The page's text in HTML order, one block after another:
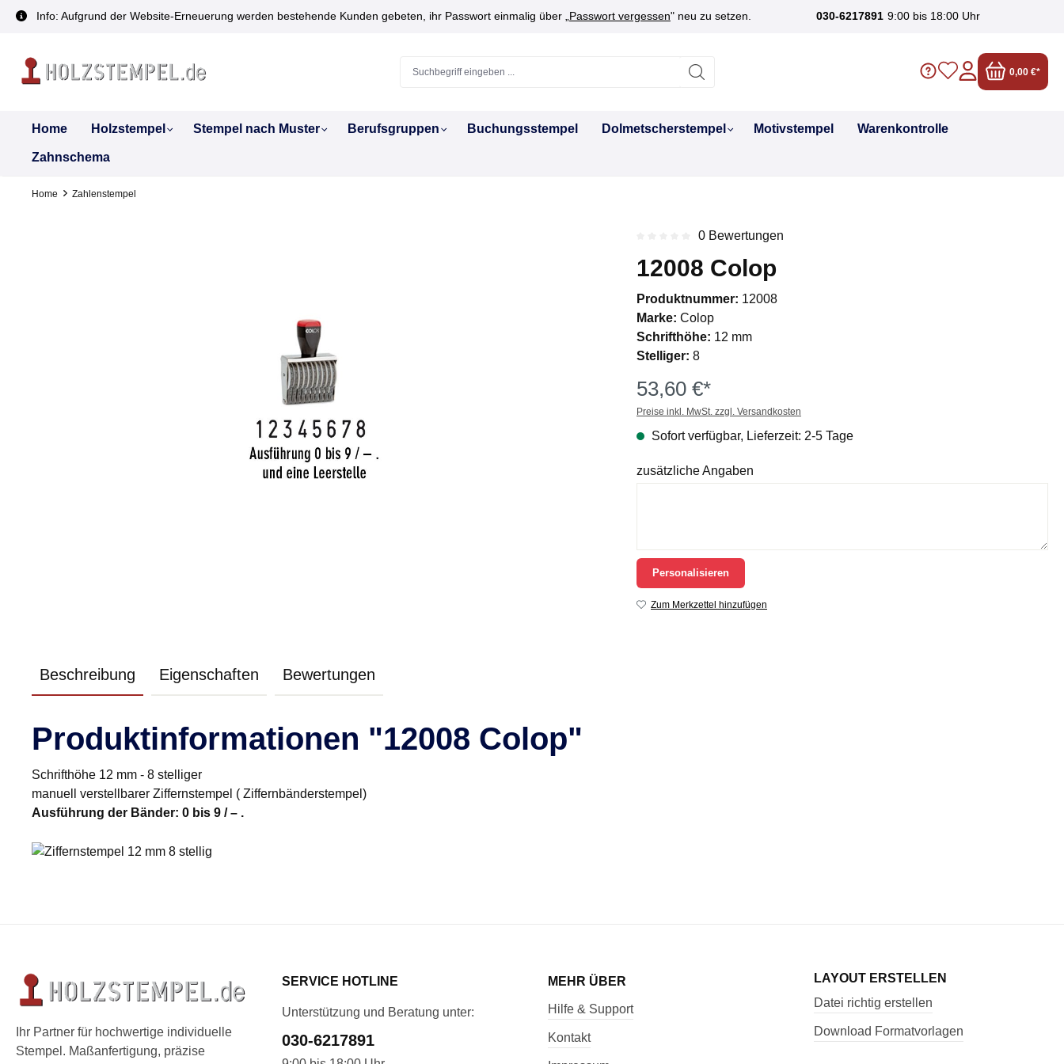
springen
Info: Aufgrund der Website-Erneuerung werden bestehende Kunden gebeten, ihr Passwort einmalig über „ Passwort vergessen" neu zu setzen. 030-6217891 9:00 bis 18:00 Uhr
0,00 €*
Home Holzstempel Stempel nach Muster Berufsgruppen Buchungsstempel Dolmetscherstempel Motivstempel Warenkontrolle
Zahnschema
Home Zahlenstempel
0 Bewertungen
12008 Colop
Produktnummer: 12008
Marke: Colop
Schrifthöhe: 12 mm
Stelliger: 8
53,60 €*
Preise inkl. MwSt. zzgl. Versandkosten
Sofort verfügbar, Lieferzeit: 2-5 Tage
zusätzliche Angaben
Personalisieren
Zum Merkzettel hinzufügen
Beschreibung Eigenschaften Bewertungen
Produktinformationen "12008 Colop"
Schrifthöhe 12 mm - 8 stelliger
manuell verstellbarer Ziffernstempel ( Ziffernbänderstempel)
Ausführung der Bänder: 0 bis 9 / – .
Ihr Partner für hochwertige individuelle
Stempel. Maßanfertigung, präzise
SERVICE HOTLINE
Unterstützung und Beratung unter:
030-6217891
MEHR ÜBER
Hilfe & Support
Kontakt
LAYOUT ERSTELLEN
Datei richtig erstellen
Download Formatvorlagen